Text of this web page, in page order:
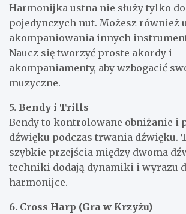
Harmonijka ustna nie służy tylko
pojedynczych nut. Możesz również
akompaniowania innych
Naucz się tworzyć proste akordy i
akompaniamenty, aby wzbogacić
muzyczne.
5. Bendy i Trills
Bendy to kontrolowane obniżanie i
dźwięku podczas trwania dźwięku.
szybkie przejścia między dwoma
techniki dodają dynamiki i wyrazu
harmonijce.
6. Cross Harp (Gra w Krzyżu)